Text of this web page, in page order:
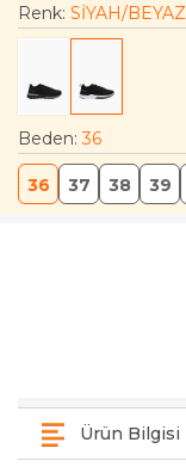
Renk: SİYAH/BEYAZ
Beden:36
36 37 38 39
Ürün Bilgisi